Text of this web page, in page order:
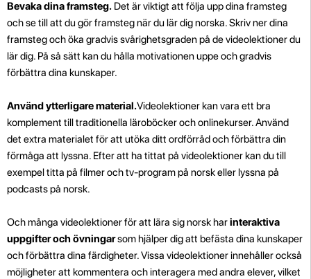
Bevaka dina framsteg. Det är viktigt att följa upp dina framsteg
och se till att du gör framsteg när du lär dig norska. Skriv ner dina
framsteg och öka gradvis svårighetsgraden på de videolektioner du
lär dig. På så sätt kan du hålla motivationen uppe och gradvis
förbättra dina kunskaper.
Använd ytterligare material.Videolektioner kan vara ett bra
komplement till traditionella läroböcker och onlinekurser. Använd
det extra materialet för att utöka ditt ordförråd och förbättra din
förmåga att lyssna. Efter att ha tittat på videolektioner kan du till
exempel titta på filmer och tv-program på norsk eller lyssna på
podcasts på norsk.
Och många videolektioner för att lära sig norsk harinteraktiva
uppgifter och övningarsom hjälper dig att befästa dina kunskaper
och förbättra dina färdigheter. Vissa videolektioner innehåller också
möjligheter att kommentera och interagera med andra elever, vilket